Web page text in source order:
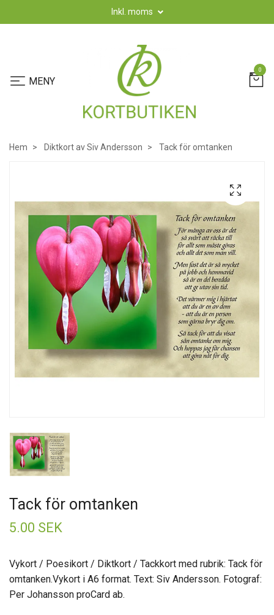
Inkl. moms
0
Hem Diktkort av Siv Andersson Tack för omtanken
Tack för omtanken
5.00 SEK
Vykort / Poesikort / Diktkort / Tackkort med rubrik: Tack för
omtanken.Vykort i A6 format. Text: Siv Andersson. Fotograf:
Per Johansson proCard ab.